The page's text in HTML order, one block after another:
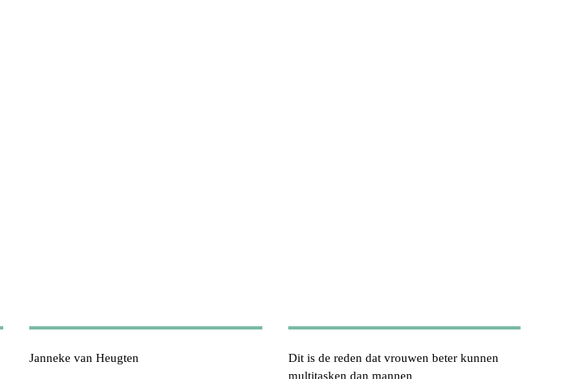
Janneke van Heugten
Dit is de reden dat vrouwen beter kunnen
multitasken dan mannen